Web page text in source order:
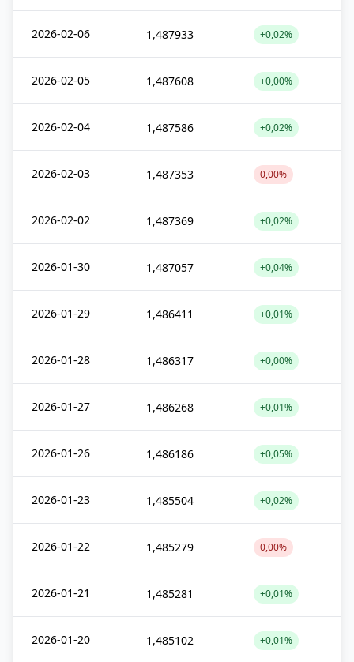
2026-02-06 1,487933 +0,02%
2026-02-05 1,487608 +0,00%
2026-02-04 1,487586 +0,02%
2026-02-03 1,487353 0,00%
2026-02-02 1,487369 +0,02%
2026-01-30 1,487057 +0,04%
2026-01-29 1,486411 +0,01%
2026-01-28 1,486317 +0,00%
2026-01-27 1,486268 +0,01%
2026-01-26 1,486186 +0,05%
2026-01-23 1,485504 +0,02%
2026-01-22 1,485279 0,00%
2026-01-21 1,485281 +0,01%
2026-01-20 1,485102 +0,01%